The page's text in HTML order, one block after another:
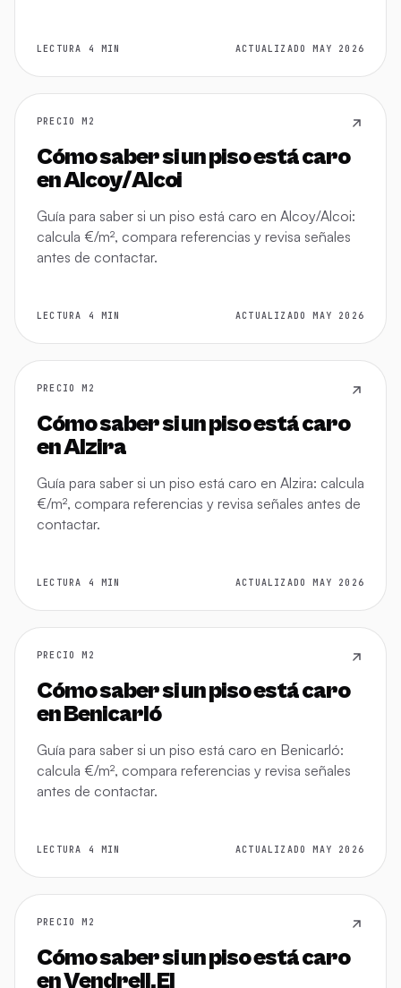
LECTURA 4 MIN ACTUALIZADO MAY 2026
PRECIO M2
Cómo saber si un piso está caro
en Alcoy/Alcoi
Guía para saber si un piso está caro en Alcoy/Alcoi:
calcula €/m², compara referencias y revisa señales
antes de contactar.
LECTURA 4 MIN ACTUALIZADO MAY 2026
PRECIO M2
Cómo saber si un piso está caro
en Alzira
Guía para saber si un piso está caro en Alzira: calcula
€/m², compara referencias y revisa señales antes de
contactar.
LECTURA 4 MIN ACTUALIZADO MAY 2026
PRECIO M2
Cómo saber si un piso está caro
en Benicarló
Guía para saber si un piso está caro en Benicarló:
calcula €/m², compara referencias y revisa señales
antes de contactar.
LECTURA 4 MIN ACTUALIZADO MAY 2026
PRECIO M2
Cómo saber si un piso está caro
en Vendrell, El